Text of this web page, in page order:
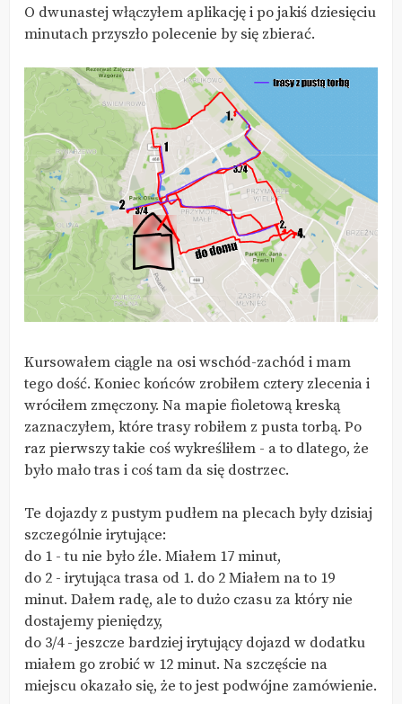
O dwunastej włączyłem aplikację i po jakiś dziesięciu
minutach przyszło polecenie by się zbierać.
Kursowałem ciągle na osi wschód-zachód i mam
tego dość. Koniec końców zrobiłem cztery zlecenia i
wróciłem zmęczony. Na mapie fioletową kreską
zaznaczyłem, które trasy robiłem z pusta torbą. Po
raz pierwszy takie coś wykreśliłem - a to dlatego, że
było mało tras i coś tam da się dostrzec.
Te dojazdy z pustym pudłem na plecach były dzisiaj
szczególnie irytujące:
do 1 - tu nie było źle. Miałem 17 minut,
do 2 - irytująca trasa od 1. do 2 Miałem na to 19
minut. Dałem radę, ale to dużo czasu za który nie
dostajemy pieniędzy,
do 3/4 - jeszcze bardziej irytujący dojazd w dodatku
miałem go zrobić w 12 minut. Na szczęście na
miejscu okazało się, że to jest podwójne zamówienie.